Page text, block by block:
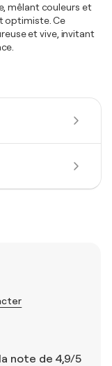
note de 4,9/5
mêlant couleurs et
optimiste. Ce
et vive, invitant